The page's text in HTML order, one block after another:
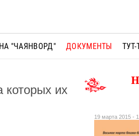
"ЧАЯНВОРД" ДОКУМЕНТЫ
которых их
19 марта 2015 -